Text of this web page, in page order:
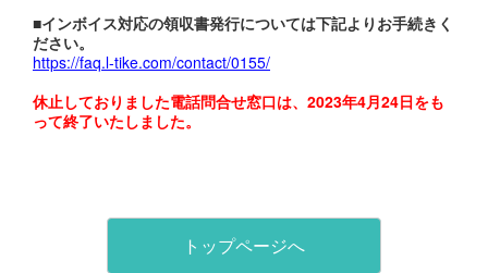
■インボイス対応の領収書発行については下記よりお手続きく
ださい。
https://faq.l-tike.com/contact/0155/
休止しておりました電話問合せ窓口は、2023年4月24日をも
って終了いたしました。
トップページへ